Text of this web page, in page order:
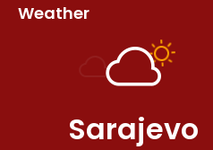
Weather
Sarajevo